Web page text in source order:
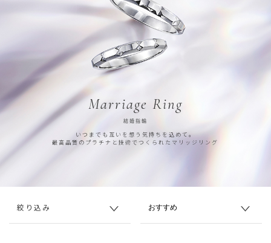
Marriage Ring
結婚指輪
いつまでも互いを想う気持ちを込めて。
最高品質のプラチナと技術でつくられたマリッジリング
絞り込み